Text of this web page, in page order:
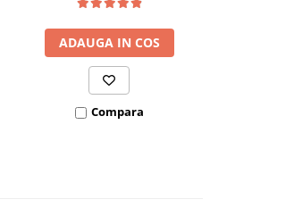
ADAUGA IN COS
Compara